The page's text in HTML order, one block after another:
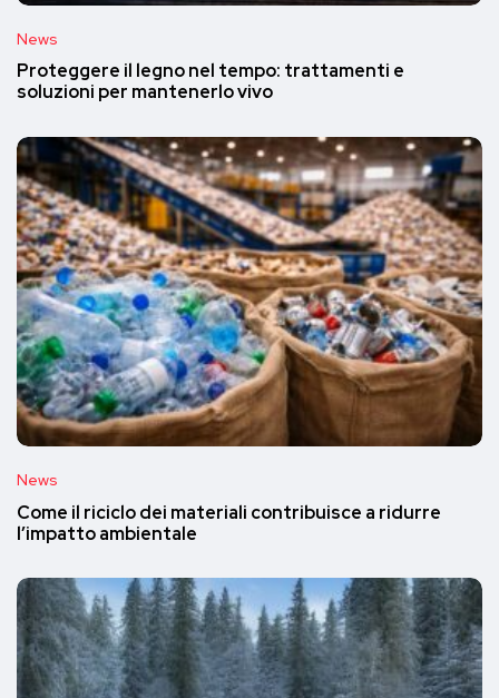
News
Proteggere il legno nel tempo: trattamenti e
soluzioni per mantenerlo vivo
News
Come il riciclo dei materiali contribuisce a ridurre
l’impatto ambientale